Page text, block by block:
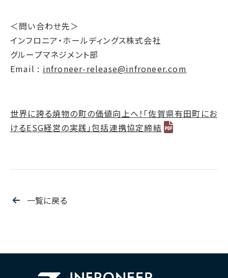
＜問い合わせ先＞
インフロニア・ホールディングス株式会社
グループマネジメント部
Email : infroneer-release@infroneer.com
世界に誇る焼物の町の価値向上へ！「佐賀県有田町にお
けるESG経営の実践」包括連携協定締結
一覧に戻る